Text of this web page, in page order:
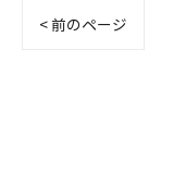
< 前のページ